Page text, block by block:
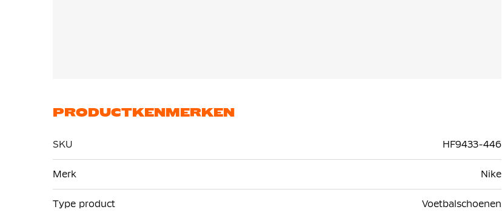
PRODUCTKENMERKEN
SKU
HF9433-446
informatie
Merk Nike
Type product Voetbalschoenen